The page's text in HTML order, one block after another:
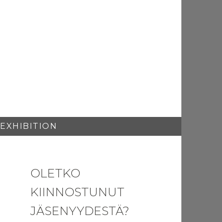
OLETKO
KIINNOSTUNUT
JÄSENYYDESTÄ?